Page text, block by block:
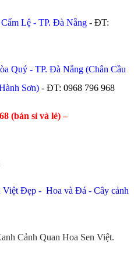
Lệ - TP. Đà Nẵng - ĐT:
Quý - TP. Đà Nẵng (Chân Cầu
Sơn) - ĐT: 0968 796 968
(bán sỉ và lẻ) –
Việt Đẹp - Hoa và Đá - Cây cảnh
Cảnh Quan Hoa Sen Việt.